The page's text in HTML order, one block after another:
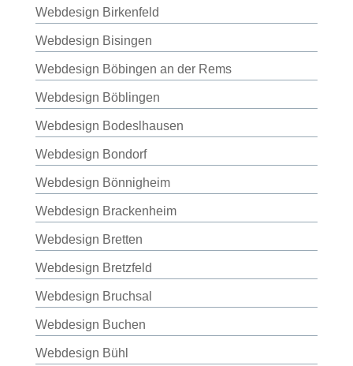
Webdesign Birkenfeld
Webdesign Bisingen
Webdesign Böbingen an der Rems
Webdesign Böblingen
Webdesign Bodeslhausen
Webdesign Bondorf
Webdesign Bönnigheim
Webdesign Brackenheim
Webdesign Bretten
Webdesign Bretzfeld
Webdesign Bruchsal
Webdesign Buchen
Webdesign Bühl